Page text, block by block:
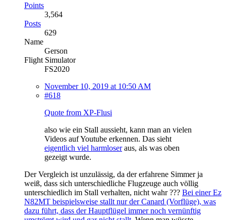
Points
3,564
Posts
629
Name
Gerson
Flight Simulator
FS2020
November 10, 2019 at 10:50 AM
#618
Quote from XP-Flusi
also wie ein Stall aussieht, kann man an vielen
Videos auf Youtube erkennen. Das sieht
eigentlich viel harmloseraus, als was oben
gezeigt wurde.
Der Vergleich ist unzulässig, da der erfahrene Simmer ja
weiß, dass sich unterschiedliche Flugzeuge auch völlig
unterschiedlich im Stall verhalten, nicht wahr ??? Bei einer Ez
N82MT beispielsweise stallt nur der Canard (Vorflüge), was
dazu führt, dass der Hauptflügel immer noch vernünftig